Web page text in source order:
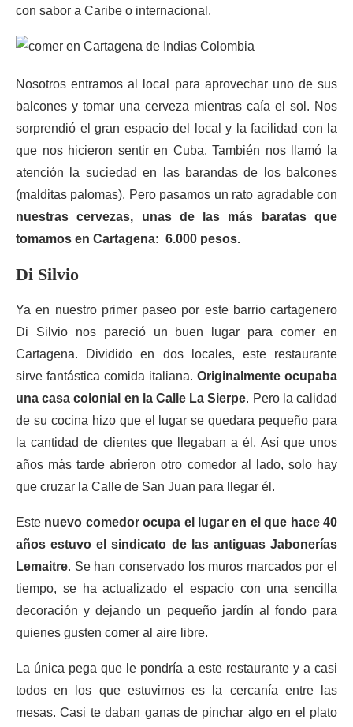
con sabor a Caribe o internacional.
Nosotros entramos al local para aprovechar uno de sus
balcones y tomar una cerveza mientras caía el sol. Nos
sorprendió el gran espacio del local y la facilidad con la
que nos hicieron sentir en Cuba. También nos llamó la
atención la suciedad en las barandas de los balcones
(malditas palomas). Pero pasamos un rato agradable con
nuestras cervezas, unas de las más baratas que
tomamos en Cartagena: 6.000 pesos.
Di Silvio
Ya en nuestro primer paseo por este barrio cartagenero
Di Silvio nos pareció un buen lugar para comer en
Cartagena. Dividido en dos locales, este restaurante
sirve fantástica comida italiana. Originalmente ocupaba
una casa colonial en la Calle La Sierpe. Pero la calidad
de su cocina hizo que el lugar se quedara pequeño para
la cantidad de clientes que llegaban a él. Así que unos
años más tarde abrieron otro comedor al lado, solo hay
que cruzar la Calle de San Juan para llegar él.
Este nuevo comedor ocupa el lugar en el que hace 40
años estuvo el sindicato de las antiguas Jabonerías
Lemaitre. Se han conservado los muros marcados por el
tiempo, se ha actualizado el espacio con una sencilla
decoración y dejando un pequeño jardín al fondo para
quienes gusten comer al aire libre.
La única pega que le pondría a este restaurante y a casi
todos en los que estuvimos es la cercanía entre las
mesas. Casi te daban ganas de pinchar algo en el plato